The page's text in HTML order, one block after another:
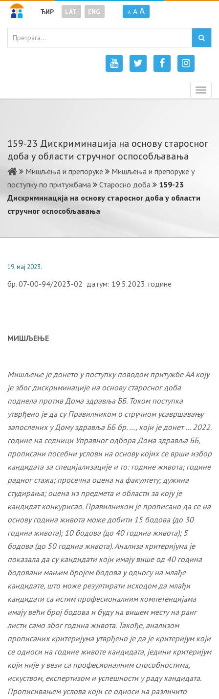
ЋИР LAT ENG A A A
159-23 Дискриминација на основу старосног
доба у области стручног оспособљавања
Мишљења и препоруке
Мишљења и препоруке у
поступку по притужбама
Старосно доба
159-23
Дискриминација на основу старосног доба у области
стручног оспособљавања
19. мај 2023.
бр. 07-00-94/2023-02 датум: 19.5.2023. године
МИШЉЕЊЕ
Мишљење је донето у поступку поводом притужбеAAкоју
је због дискриминације на основу старосног доба
поднелапротивДома здравља ББ. Током поступка
утврђено је да суПравилником о стручном усавршавању
запослених у Дому здравља ББ бр. …, који је донет … 2022.
године на седници Управног одбора Дома здравља ББ,
прописани посебни услови на основу којих се врши избор
кандидата за специјализације и то: године живота; године
радног стажа; просечна оцена на факултету; дужина
студирања; оцена из предмета и области за коју је
кандидат конкурисао. Правилником је прописано да се на
основу година живота може добити 15 бодова (до 30
година живота); 10 бодова (до 40 година живота); 5
бодова (до 50 година живота). Анализа критеријума је
показала да су кандидати који имају више од 40 година
бодовани мањим бројем бодова у односу на млађе
кандидате, што може резултирати исходом да млађи
кандидати са истим професионалним компетенцијама
имају већи број бодова и буду на вишем месту на ранг
листи само због година живота. Такође, анализом
прописаних критеријума утврђено је да је критеријум који
се односи на године животе кандидата, једини критеријум
који није у вези са професионалним способностима,
искуством, експертизом и успешности у раду кандидата.
Прописивањем услова који се односи на различито